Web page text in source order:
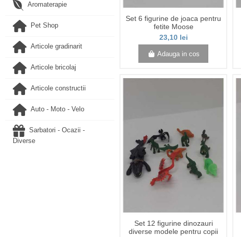
Set 6 figurine de joaca pentru
fetite Moose
23,10 lei
Adauga in cos
Set 12 figurine dinozauri
diverse modele pentru copii
Aromaterapie
Pet Shop
Articole gradinarit
Articole bricolaj
Articole constructii
Auto - Moto - Velo
Sarbatori - Ocazii -
Diverse